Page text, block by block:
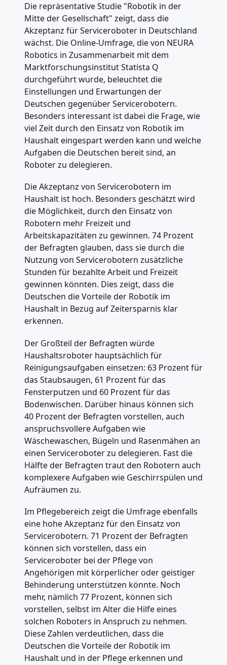
Die repräsentative Studie "Robotik in der
Mitte der Gesellschaft" zeigt, dass die
Akzeptanz für Serviceroboter in Deutschland
wächst. Die Online-Umfrage, die von NEURA
Robotics in Zusammenarbeit mit dem
Marktforschungsinstitut Statista Q
durchgeführt wurde, beleuchtet die
Einstellungen und Erwartungen der
Deutschen gegenüber Servicerobotern.
Besonders interessant ist dabei die Frage, wie
viel Zeit durch den Einsatz von Robotik im
Haushalt eingespart werden kann und welche
Aufgaben die Deutschen bereit sind, an
Roboter zu delegieren.
Die Akzeptanz von Servicerobotern im
Haushalt ist hoch. Besonders geschätzt wird
die Möglichkeit, durch den Einsatz von
Robotern mehr Freizeit und
Arbeitskapazitäten zu gewinnen. 74 Prozent
der Befragten glauben, dass sie durch die
Nutzung von Servicerobotern zusätzliche
Stunden für bezahlte Arbeit und Freizeit
gewinnen könnten. Dies zeigt, dass die
Deutschen die Vorteile der Robotik im
Haushalt in Bezug auf Zeitersparnis klar
erkennen.
Der Großteil der Befragten würde
Haushaltsroboter hauptsächlich für
Reinigungsaufgaben einsetzen: 63 Prozent für
das Staubsaugen, 61 Prozent für das
Fensterputzen und 60 Prozent für das
Bodenwischen. Darüber hinaus können sich
40 Prozent der Befragten vorstellen, auch
anspruchsvollere Aufgaben wie
Wäschewaschen, Bügeln und Rasenmähen an
einen Serviceroboter zu delegieren. Fast die
Hälfte der Befragten traut den Robotern auch
komplexere Aufgaben wie Geschirrspülen und
Aufräumen zu.
Im Pflegebereich zeigt die Umfrage ebenfalls
eine hohe Akzeptanz für den Einsatz von
Servicerobotern. 71 Prozent der Befragten
können sich vorstellen, dass ein
Serviceroboter bei der Pflege von
Angehörigen mit körperlicher oder geistiger
Behinderung unterstützen könnte. Noch
mehr, nämlich 77 Prozent, können sich
vorstellen, selbst im Alter die Hilfe eines
solchen Roboters in Anspruch zu nehmen.
Diese Zahlen verdeutlichen, dass die
Deutschen die Vorteile der Robotik im
Haushalt und in der Pflege erkennen und